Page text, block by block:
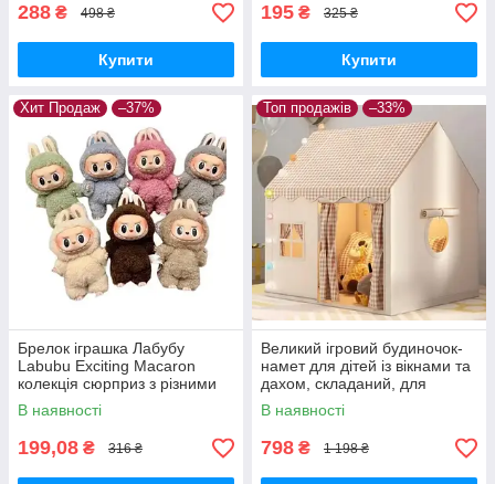
288 ₴ 498 ₴
Купити
195 ₴ 325 ₴
Купити
Хит Продаж –37%
Брелок іграшка Лабубу
Labubu Exciting Macaron
колекція сюрприз з різними
кольорами
В наявності
199,08 ₴ 316 ₴
Топ продажів –33%
Великий ігровий будиночок-
намет для дітей із вікнами та
дахом, складаний, для
приміщення та вулиці
В наявності
798 ₴ 1 198 ₴